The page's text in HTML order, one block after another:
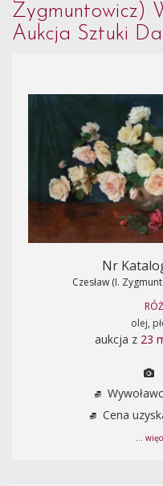
Zygmuntowicz)
Aukcja Sztuki
Nr
Czesław (I.
olej,
aukcja z 23
Cena
...